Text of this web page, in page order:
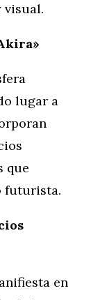
lugar a
que
futurista.
en